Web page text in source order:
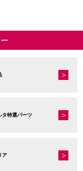
タ特選パーツ
ア